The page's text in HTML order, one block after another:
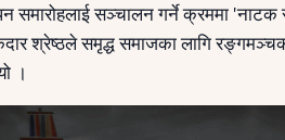
समारोहलाई सञ्चालन गर्ने क्रममा 'नाटक
श्रेष्ठले समृद्ध समाजका लागि
।